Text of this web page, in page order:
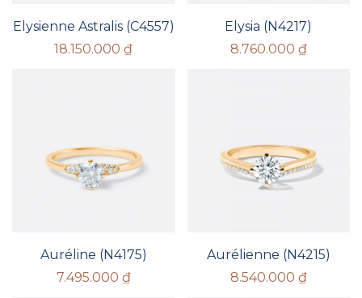
Elysienne Astralis (C4557)
18.150.000₫
Elysia (N4217)
8.760.000 ₫
Auréline (N4175)
7.495.000 ₫
Aurélienne (N4215)
8.540.000 ₫